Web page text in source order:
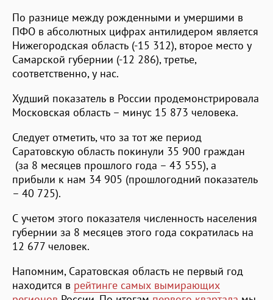
По разнице между рожденными и умершими в
ПФО в абсолютных цифрах антилидером является
Нижегородская область (-15 312), второе место у
Самарской губернии (-12 286), третье,
соответственно, у нас.
Худший показатель в России продемонстрировала
Московская область – минус 15 873 человека.
Следует отметить, что за тот же период
Саратовскую область покинули 35 900 граждан
(за 8 месяцев прошлого года – 43 555), а
прибыли к нам 34 905 (прошлогодний показатель
– 40 725).
С учетом этого показателя численность населения
губернии за 8 месяцев этого года сократилась на
12 677 человек.
Напомним, Саратовская область не первый год
находится в рейтинге самых вымирающих